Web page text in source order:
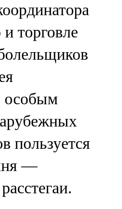
торговле
особым
пользуется
—